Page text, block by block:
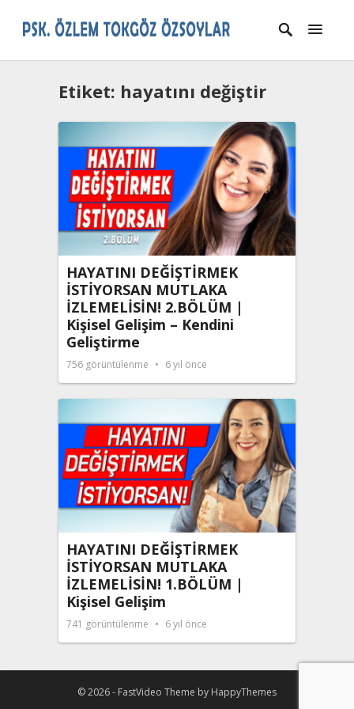
Etiket: hayatını değiştir
HAYATINI DEĞİŞTİRMEK
İSTİYORSAN MUTLAKA
İZLEMELİSİN! 2.BÖLÜM |
Kişisel Gelişim – Kendini
Geliştirme
756 görüntülenme 6 yıl önce
HAYATINI DEĞİŞTİRMEK
İSTİYORSAN MUTLAKA
İZLEMELİSİN! 1.BÖLÜM |
Kişisel Gelişim
741 görüntülenme 6 yıl önce
© 2026 - FastVideo Theme by HappyThemes